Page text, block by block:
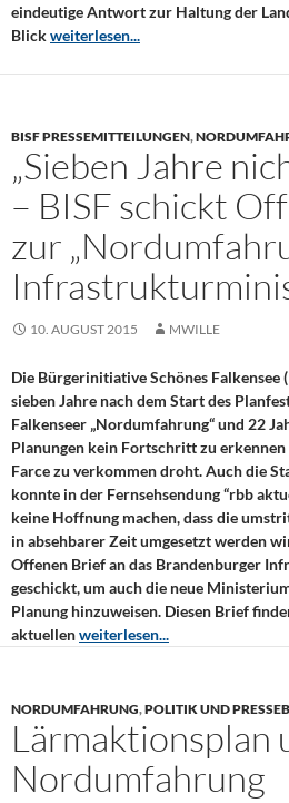
eindeutige Antwort zur Haltung der
Blickweiterlesen...
BISF PRESSEMITTEILUNGEN,
„Sieben Jahre
– BISF schickt
zur
10. AUGUST 2015 MWILLE
Die Bürgerinitiative Schönes Falkensee
sieben Jahre nach dem Start des
Falkenseer „Nordumfahrung“ und 22
Planungen kein Fortschritt zu
Farce zu verkommen droht. Auch die
konnte in der Fernsehsendung “rbb
keine Hoffnung machen, dass die
in absehbarer Zeit umgesetzt werden
Offenen Brief an das Brandenburger
geschickt, um auch die neue
Planung hinzuweisen. Diesen Brief
aktuellenweiterlesen...
NORDUMFAHRUNG,POLITIK UND
Lärmaktionsplan
Nordumfahrung